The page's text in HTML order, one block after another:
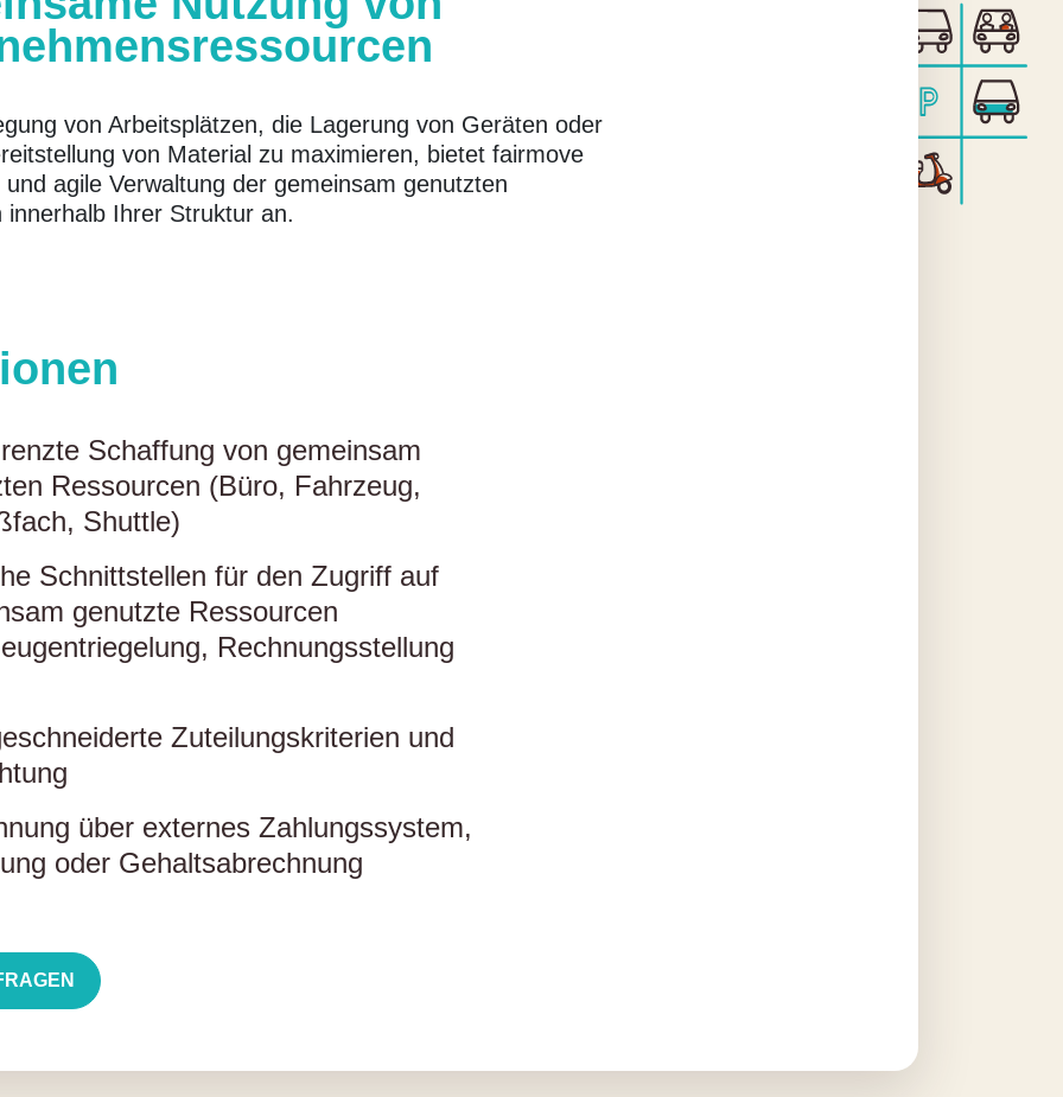
von Arbeitsplätzen, die Lagerung von Geräten oder
von Material zu maximieren, bietet fairmove
und agile Verwaltung der gemeinsam genutzten
innerhalb Ihrer Struktur an.
Schaffung von gemeinsam
Ressourcen (Büro, Fahrzeug,
Shuttle)
Schnittstellen für den Zugriff auf
genutzte Ressourcen
Rechnungsstellung
Zuteilungskriterien und
über externes Zahlungssystem,
oder Gehaltsabrechnung